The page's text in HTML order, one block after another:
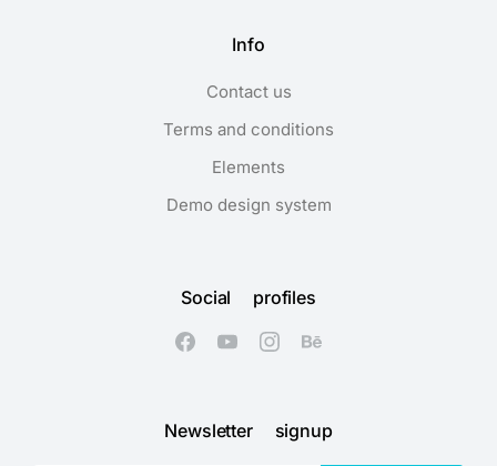
Info
Contact us
Terms and conditions
Elements
Demo design system
Social profiles
Newsletter signup